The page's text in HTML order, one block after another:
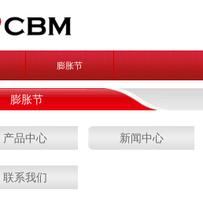
膨胀节
膨胀节
产品中心 新闻中心
联系我们